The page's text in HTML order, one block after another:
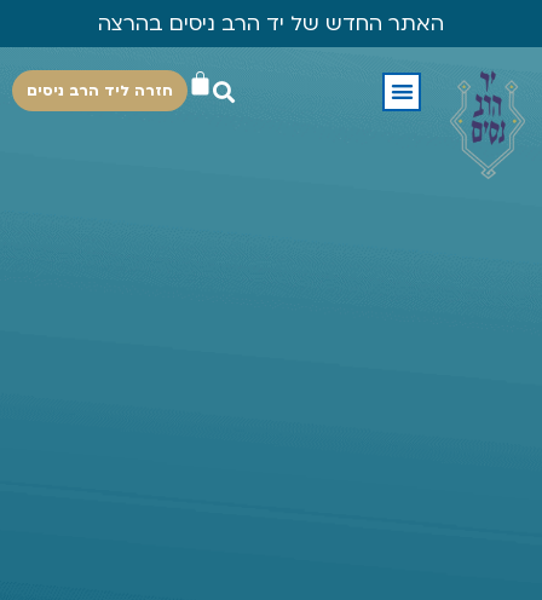
האתר החדש של יד הרב ניסים בהרצה
חזרה ליד הרב ניסים